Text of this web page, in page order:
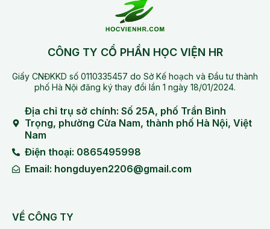
CÔNG TY CỔ PHẦN HỌC VIỆN HR
Giấy CNĐKKD số 0110335457 do Sở Kế hoạch và Đầu tư thành
phố Hà Nội đăng ký thay đổi lần 1 ngày 18/01/2024.
Địa chỉ trụ sở chính: Số 25A, phố Trần Bình
Trọng, phường Cửa Nam, thành phố Hà Nội, Việt
Nam
Điện thoại: 0865495998
Email: hongduyen2206@gmail.com
VỀ CÔNG TY